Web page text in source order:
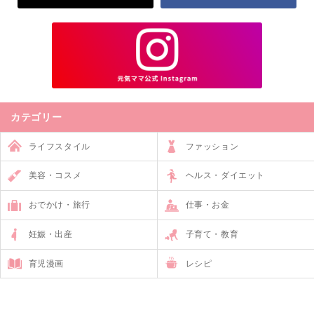
カテゴリー
ライフスタイル ファッション
美容・コスメ ヘルス・ダイエット
おでかけ・旅行 仕事・お金
妊娠・出産 子育て・教育
育児漫画 レシピ